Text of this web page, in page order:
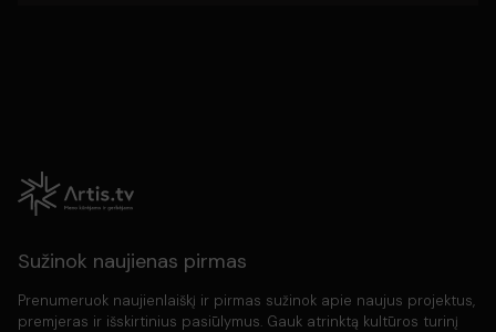
Sužinok naujienas pirmas
Prenumeruok naujienlaiškį ir pirmas sužinok apie naujus projektus,
premjeras ir išskirtinius pasiūlymus. Gauk atrinktą kultūros turinį